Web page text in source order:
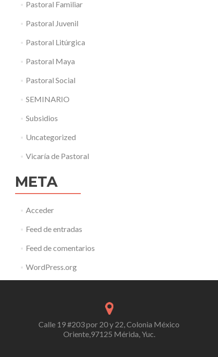
Pastoral Familiar
Pastoral Juvenil
Pastoral Litúrgica
Pastoral Maya
Pastoral Social
SEMINARIO
Subsidios
Uncategorized
Vicaría de Pastoral
META
Acceder
Feed de entradas
Feed de comentarios
WordPress.org
Calle 19 #203 por 20 y 22, Colonia México
Oriente,97125 Mérida, Yuc.